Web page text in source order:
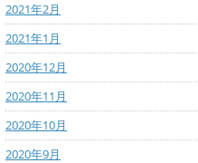
2021年2月
2021年1月
2020年12月
2020年11月
2020年10月
2020年9月